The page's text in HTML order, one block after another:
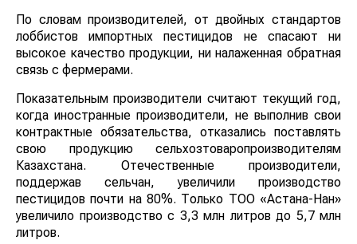
По словам производителей, от двойных стандартов
лоббистов импортных пестицидов не спасают ни
высокое качество продукции, ни налаженная обратная
связь с фермерами.
Показательным производители считают текущий год,
когда иностранные производители, не выполнив свои
контрактные обязательства, отказались поставлять
свою продукцию сельхозтоваропроизводителям
Казахстана. Отечественные производители,
поддержав сельчан, увеличили производство
пестицидов почти на 80%. Только ТОО «Астана-Нан»
увеличило производство с 3,3 млн литров до 5,7 млн
литров.